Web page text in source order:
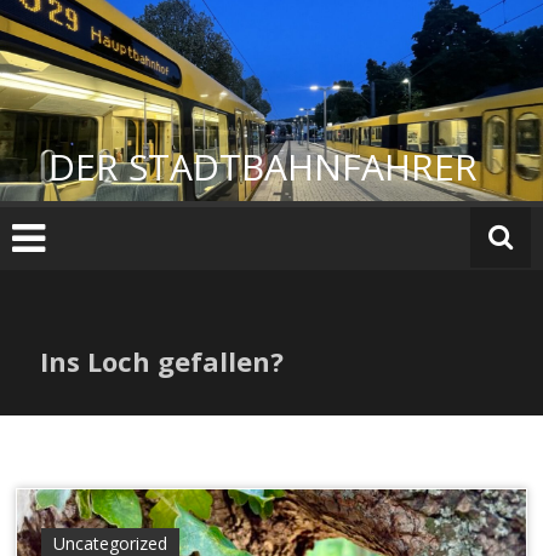
Zum
Inhalt
springen
DER STADTBAHNFAHRER
Ins Loch gefallen?
Uncategorized